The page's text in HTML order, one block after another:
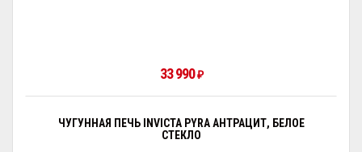
33 990 ₽
ЧУГУННАЯ ПЕЧЬ INVICTA PYRA АНТРАЦИТ, БЕЛОЕ
СТЕКЛО